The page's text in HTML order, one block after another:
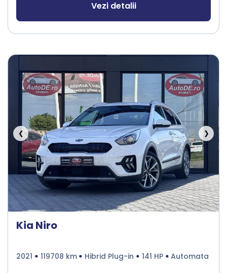
Vezi detalii
❮ ❯
Kia Niro
2021 119708 km Hibrid Plug-in 141 HP Automata